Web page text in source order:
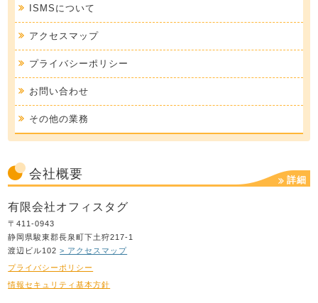
ISMSについて
アクセスマップ
プライバシーポリシー
お問い合わせ
その他の業務
会社概要 詳細
有限会社オフィスタグ
〒411-0943
静岡県駿東郡長泉町下土狩217-1
渡辺ビル102> アクセスマップ
プライバシーポリシー
情報セキュリティ基本方針